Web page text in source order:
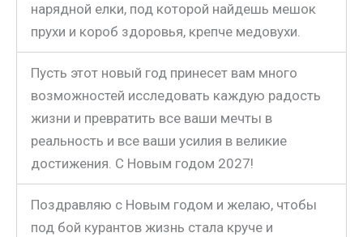
нарядной елки, под которой найдешь мешок
прухи и короб здоровья, крепче медовухи.
Пусть этот новый год принесет вам много
возможностей исследовать каждую радость
жизни и превратить все ваши мечты в
реальность и все ваши усилия в великие
достижения. С Новым годом 2027!
Поздравляю с Новым годом и желаю, чтобы
под бой курантов жизнь стала круче и